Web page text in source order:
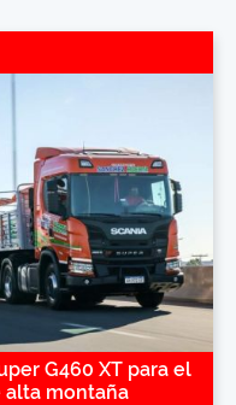
G460 XT para el
montaña